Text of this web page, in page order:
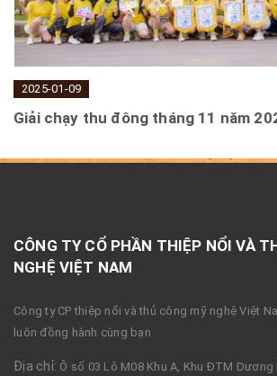
2025-01-09
Giải chạy thu đông tháng 11 năm
CÔNG TY CỔ PHẦN THIỆP NỔI VÀ
NGHỆ VIỆT NAM
Công ty CP thiệp nổi và thủ công mỹ nghệ Việt
luôn đồng hành cùng bạn
Địa chỉ: Ô số 03 Lô M08 Khu A, Khu ĐTM